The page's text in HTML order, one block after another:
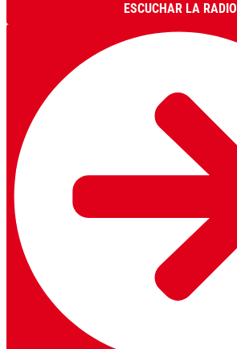
ESCUCHAR LA RADIO